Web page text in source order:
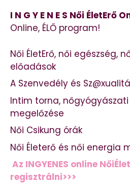
I N G Y E N E S Női ÉletErő
Online, ÉLŐ program!
Női ÉletErő, női egészség,
előadások
A Szenvedély és
Intim torna,
megelőzése
Női Csikung órák
Női Életerő és női energia
Az INGYENES online
regisztrálni>>>